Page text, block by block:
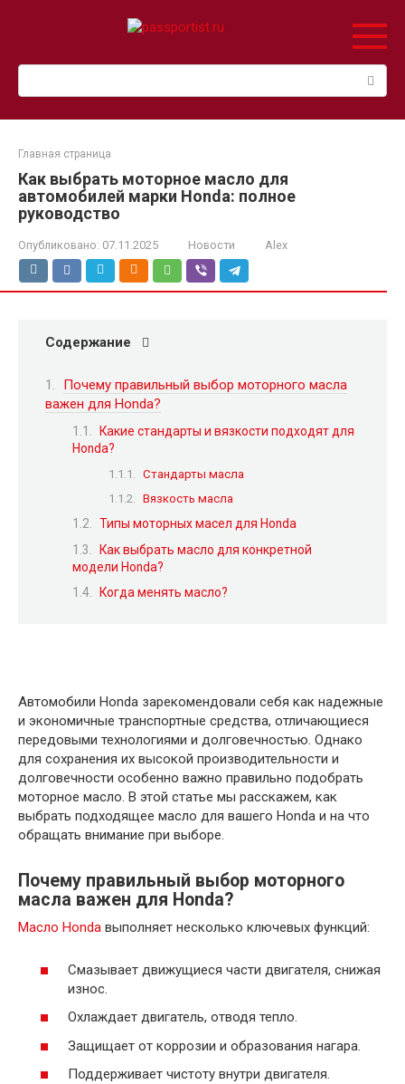
Поиск:
Главная страница
Как выбрать моторное масло для
автомобилей марки Honda: полное
руководство
Опубликовано: 07.11.2025 Новости Alex
Содержание
Почему правильный выбор моторного масла
важен для Honda?
Какие стандарты и вязкости подходят для
Honda?
Стандарты масла
Вязкость масла
Типы моторных масел для Honda
Как выбрать масло для конкретной
модели Honda?
Когда менять масло?
Автомобили Honda зарекомендовали себя как надежные
и экономичные транспортные средства, отличающиеся
передовыми технологиями и долговечностью. Однако
для сохранения их высокой производительности и
долговечности особенно важно правильно подобрать
моторное масло. В этой статье мы расскажем, как
выбрать подходящее масло для вашего Honda и на что
обращать внимание при выборе.
Почему правильный выбор моторного
масла важен для Honda?
Масло Honda выполняет несколько ключевых функций:
Смазывает движущиеся части двигателя, снижая
износ.
Охлаждает двигатель, отводя тепло.
Защищает от коррозии и образования нагара.
Поддерживает чистоту внутри двигателя.